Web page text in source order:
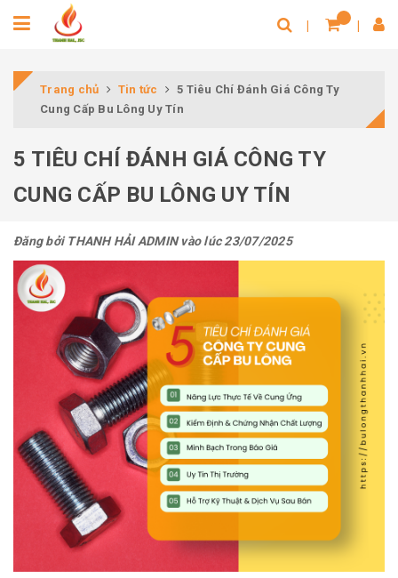
Trang chủ Tin tức
5 Tiêu Chí Đánh Giá Công Ty
Cung Cấp Bu Lông Uy Tín
5 TIÊU CHÍ ĐÁNH GIÁ CÔNG TY
CUNG CẤP BU LÔNG UY TÍN
Đăng bởiTHANH HẢI ADMINvào lúc 23/07/2025